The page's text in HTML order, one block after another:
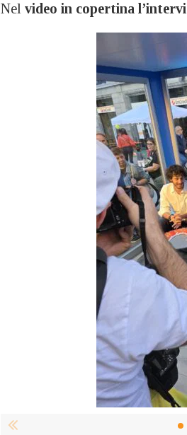
Nel video in copertina